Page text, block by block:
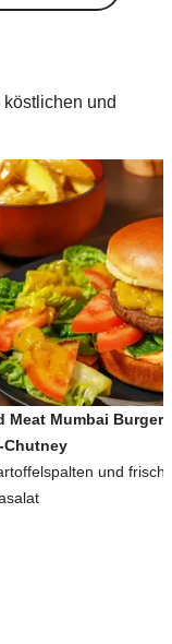
und
Meat Mumbai Burger
Chutney
und